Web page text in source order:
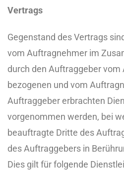
Vertrags
Gegenstand des Vertrags
vom Auftragnehmer im
durch den Auftraggeber
bezogenen und vom
Auftraggeber erbrachten
vorgenommen werden, bei
beauftragte Dritte des
des Auftraggebers in
Dies gilt für folgende